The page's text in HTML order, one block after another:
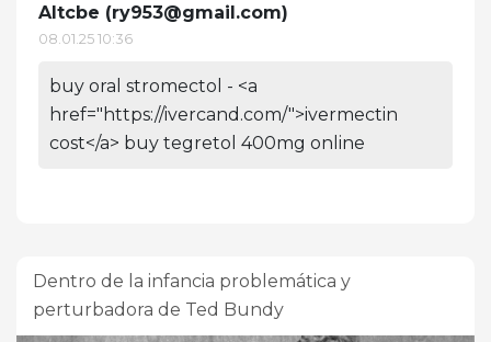
Altcbe (ry953@gmail.com)
08.01.25 10:36
buy oral stromectol - <a
href="https://ivercand.com/">ivermectin
cost</a> buy tegretol 400mg online
Dentro de la infancia problemática y
perturbadora de Ted Bundy